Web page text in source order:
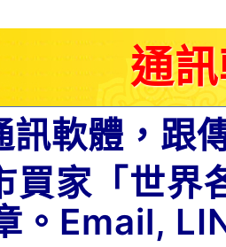
通
軟體，跟
家「世界
。Email,